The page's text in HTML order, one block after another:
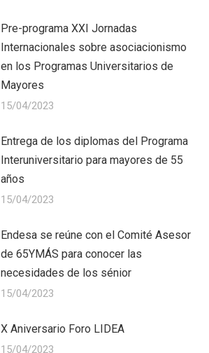
Pre-programa XXI Jornadas
Internacionales sobre asociacionismo
en los Programas Universitarios de
Mayores
15/04/2023
Entrega de los diplomas del Programa
Interuniversitario para mayores de 55
años
15/04/2023
Endesa se reúne con el Comité Asesor
de 65YMÁS para conocer las
necesidades de los sénior
15/04/2023
X Aniversario Foro LIDEA
15/04/2023